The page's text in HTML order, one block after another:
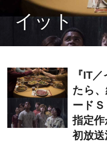
イット
『IT
たら
ード
指定
初放送